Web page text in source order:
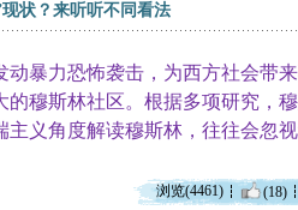
状？来听听不同看法
力恐怖袭击，为西方社会带来
的穆斯林社区。根据多项研究，
主义角度解读穆斯林，往往会忽
浏览(4461) (18)